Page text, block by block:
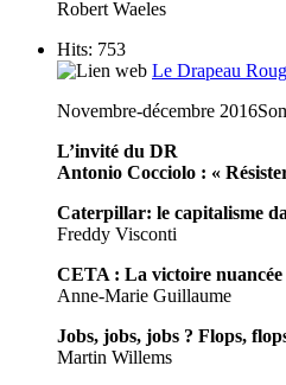
Robert Waeles
Hits: 753
Le Drapeau
Novembre-décembre 2016
L’invité du DR
Antonio Cocciolo : «
Caterpillar: le capitalisme
Freddy Visconti
CETA : La victoire nuancée
Anne-Marie Guillaume
Jobs, jobs, jobs ? Flops,
Martin Willems